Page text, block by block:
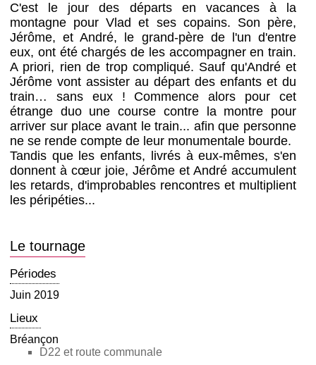
C'est le jour des départs en vacances à la
montagne pour Vlad et ses copains. Son père,
Jérôme, et André, le grand-père de l'un d'entre
eux, ont été chargés de les accompagner en train.
A priori, rien de trop compliqué. Sauf qu'André et
Jérôme vont assister au départ des enfants et du
train… sans eux ! Commence alors pour cet
étrange duo une course contre la montre pour
arriver sur place avant le train... afin que personne
ne se rende compte de leur monumentale bourde.
Tandis que les enfants, livrés à eux-mêmes, s'en
donnent à cœur joie, Jérôme et André accumulent
les retards, d'improbables rencontres et multiplient
les péripéties...
Le tournage
Périodes
Juin 2019
Lieux
Bréançon
D22 et route communale